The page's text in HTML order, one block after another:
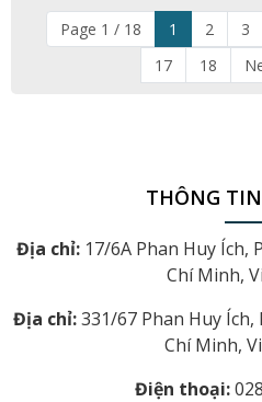
Page 1 / 18 1 2 3
17
18
THÔNG
Địa chỉ: 17/6A Phan Huy Ích,
Chí Minh,
Địa chỉ:331/67 Phan Huy
Chí Minh,
Điện thoại: